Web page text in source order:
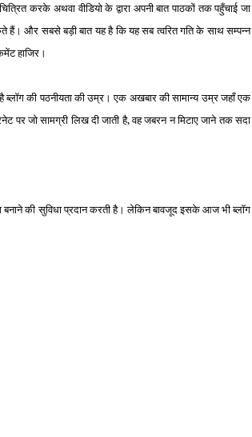
करके अथवा वीडियो के द्वारा अपनी बात पाठकों तक पहुँचाई जा
और सबसे बड़ी बात यह है कि यह सब त्‍वरित गति के साथ सम्‍पन्‍न
हाजिर।
ब्‍लॉग की पठनीयता की उम्र। एक अखबार की सामान्‍य उम्र जहाँ एक
पर जो सामग्री लिख दी जाती है, वह जबरन न मिटाए जाने तक सदा
बनाने की सुविधा प्रदान करती है। लेकिन बावजूद इसके आज भी ब्‍लॉग